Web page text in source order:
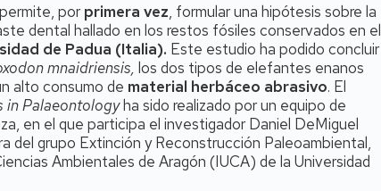
por primera vez, formular una hipótesis sobre la
dental hallado en los restos fósiles conservados en el
de Padua (Italia). Este estudio ha podido concluir
mnaidriensis, los dos tipos de elefantes enanos
alto consumo de material herbáceo abrasivo. El
in Palaeontologyha sido realizado por un equipo de
en el que participa el investigador Daniel DeMiguel
del grupo Extinción y Reconstrucción Paleoambiental,
Ambientales de Aragón (IUCA) de la Universidad